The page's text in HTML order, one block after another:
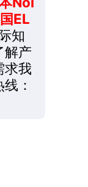
EL
知
解产
求我
：